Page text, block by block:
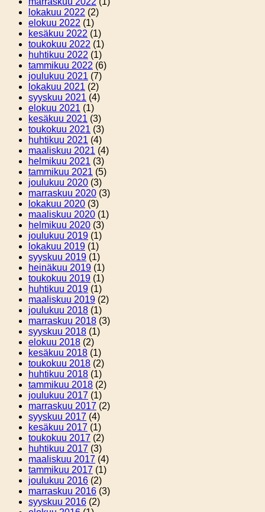
lokakuu 2022 (2)
elokuu 2022 (1)
kesäkuu 2022 (1)
toukokuu 2022 (1)
huhtikuu 2022 (1)
tammikuu 2022 (6)
joulukuu 2021 (7)
lokakuu 2021 (2)
syyskuu 2021 (4)
elokuu 2021 (1)
kesäkuu 2021 (3)
toukokuu 2021 (3)
huhtikuu 2021 (4)
maaliskuu 2021 (4)
helmikuu 2021 (3)
tammikuu 2021 (5)
joulukuu 2020 (3)
marraskuu 2020 (3)
lokakuu 2020 (3)
maaliskuu 2020 (1)
helmikuu 2020 (3)
joulukuu 2019 (1)
lokakuu 2019 (1)
syyskuu 2019 (1)
heinäkuu 2019 (1)
toukokuu 2019 (1)
huhtikuu 2019 (1)
maaliskuu 2019 (2)
joulukuu 2018 (1)
marraskuu 2018 (3)
syyskuu 2018 (1)
elokuu 2018 (2)
kesäkuu 2018 (1)
toukokuu 2018 (2)
huhtikuu 2018 (1)
tammikuu 2018 (2)
joulukuu 2017 (1)
marraskuu 2017 (2)
syyskuu 2017 (4)
kesäkuu 2017 (1)
toukokuu 2017 (2)
huhtikuu 2017 (3)
maaliskuu 2017 (4)
tammikuu 2017 (1)
joulukuu 2016 (2)
marraskuu 2016 (3)
syyskuu 2016 (2)